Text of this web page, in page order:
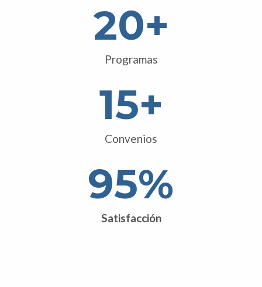
Programas
20+
Convenios
15+
Satisfacción
95%